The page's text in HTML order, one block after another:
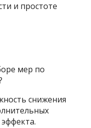
и простоте
мер по
снижения